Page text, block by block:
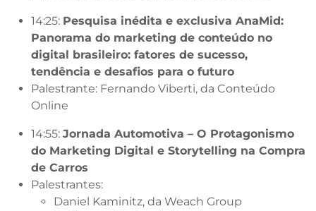
14:25: Pesquisa inédita e exclusiva AnaMid:
Panorama do marketing de conteúdo no
digital brasileiro: fatores de sucesso,
tendência e desafios para o futuro
Palestrante: Fernando Viberti, da Conteúdo
Online
14:55: Jornada Automotiva – O Protagonismo
do Marketing Digital e Storytelling na Compra
de Carros
Palestrantes:
Daniel Kaminitz, da Weach Group